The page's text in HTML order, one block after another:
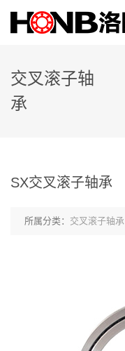
交叉滚子轴
承
SX交叉滚子轴承
所属分类： 交叉滚子轴承